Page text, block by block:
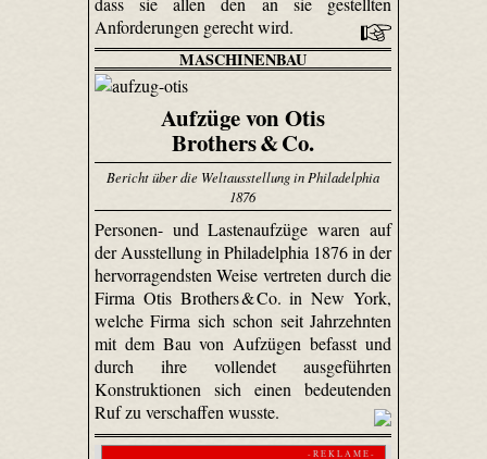
Anforderungen gerecht wird.
MASCHINENBAU
Aufzüge von Otis
Brothers & Co.
Bericht über die Weltausstellung in Philadelphia
1876
Personen- und Lastenaufzüge waren auf
der Ausstellung in Philadelphia 1876 in der
hervorragendsten Weise vertreten durch die
Firma Otis Brothers & Co. in New York,
welche Firma sich schon seit Jahrzehnten
mit dem Bau von Aufzügen befasst und
durch ihre vollendet ausgeführten
Konstruktionen sich einen bedeutenden
Ruf zu verschaffen wusste.
- R E K L A M E -